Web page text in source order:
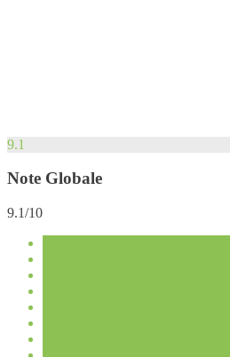
9.1
Note Globale
9.1/10